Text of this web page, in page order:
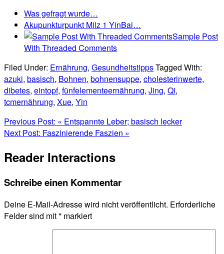
Was gefragt wurde…
Akupunkturpunkt Milz 1 YinBai…
Sample Post
With Threaded Comments
Filed Under: Ernährung, GesundheitstippsTagged With:
azuki, basisch, Bohnen, bohnensuppe, cholesterinwerte,
dibetes, eintopf, fünfelementeernährung, Jing, Qi,
tcmernährung, Xue, Yin
Previous Post: « Entspannte Leber; basisch lecker
Next Post: Faszinierende Faszien »
Reader Interactions
Schreibe einen Kommentar
Deine E-Mail-Adresse wird nicht veröffentlicht. Erforderliche
Felder sind mit* markiert